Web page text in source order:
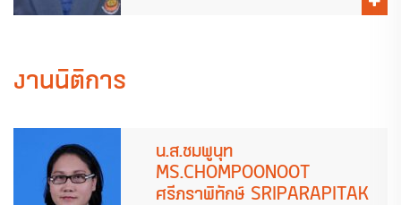
งานนิติการ
น.ส.ชมพูนุท
MS.CHOMPOONOOT
ศรีภราพิทักษ์ SRIPARAPITAK